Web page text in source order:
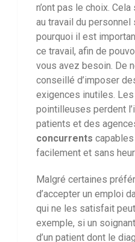
n’ont pas le choix.
au travail du personnel
pourquoi il est
ce travail, afin de
vous avez besoin. De
conseillé d’imposer
exigences inutiles.
pointilleuses perdent
patients et des
concurrents capables
facilement et sans
Malgré certaines
d’accepter un emploi
qui ne les satisfait
exemple, si un
d’un patient dont le